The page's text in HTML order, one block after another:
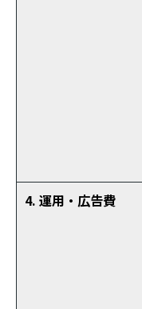
4. 運用・広告費